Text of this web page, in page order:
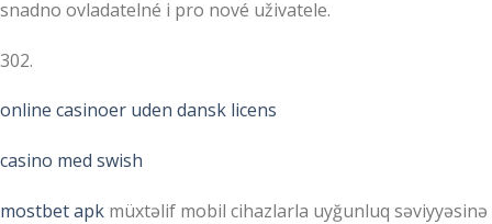
snadno ovladatelné i pro nové uživatele.
302.
online casinoer uden dansk licens
casino med swish
mostbet apk müxtəlif mobil cihazlarla uyğunluq səviyyəsinə